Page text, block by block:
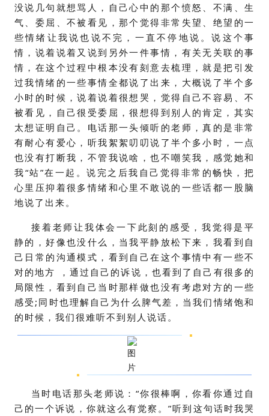
没说几句就想骂人，自己心中的那个愤怒、不满、生
气、委屈、不被看见，那个觉得非常失望、绝望的一
些情绪让我说也说不完，一直不停地说。说这个事
情，说着说着又说到另外一件事情，有关无关联的事
情，在这个过程中根本没有刻意去梳理，就是把引发
过我情绪的一些事情全都说了出来，大概说了半个多
小时的时候，说着说着很想哭，觉得自己不容易、不
被看见，自己很受委屈，很想得到别人的肯定，其实
太想证明自己。电话那一头倾听的老师，真的是非常
有耐心有爱心，听我絮絮叨叨说了半个多小时，一点
也没有打断我，不管我说啥，也不嘲笑我，感觉她和
我“站”在一起。说完之后我自己觉得非常的畅快，把
心里压抑着很多情绪和心里不敢说的一些话都一股脑
地说了出来。
接着老师让我体会一下此刻的感受，我觉得是平
静的，好像也没什么，当我平静放松下来，我看到自
己日常的沟通模式，看到自己在这个事情中有一些不
对的地方 ，通过自己的诉说，也看到了自己有很多的
局限性，看到自己当时那样做也没有考虑对方的一些
感受;同时也理解自己为什么脾气差，当我们情绪饱和
的时候，我们很难听不到别人说话。
当时电话那头老师说：“你很棒啊，你看你通过自
己的一个诉说，你就这么有觉察。”听到这句话时我哭